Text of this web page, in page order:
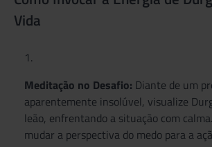
Vida
Meditação no Desafio: Diante de um
aparentemente insolúvel, visualize
leão, enfrentando a situação com
mudar a perspectiva do medo para a